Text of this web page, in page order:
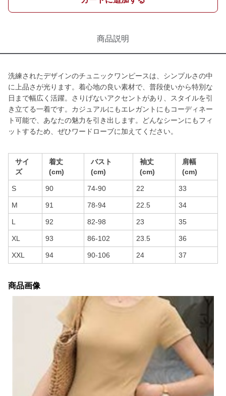
商品説明
洗練されたデザインのチュニックワンピースは、シンプルさの中
に上品さが光ります。着心地の良い素材で、普段使いから特別な
日まで幅広く活躍。さりげないアクセントがあり、スタイルを引
き立てる一着です。カジュアルにもエレガントにもコーディネー
ト可能で、あなたの魅力を引き出します。どんなシーンにもフィ
ットするため、ぜひワードローブに加えてください。
サイ
ズ
着丈
(cm)
バスト
(cm)
袖丈
(cm)
肩幅
(cm)
S 90 74-90 22 33
M 91 78-94 22.5 34
L 92 82-98 23 35
XL 93 86-102 23.5 36
XXL 94 90-106 24 37
商品画像